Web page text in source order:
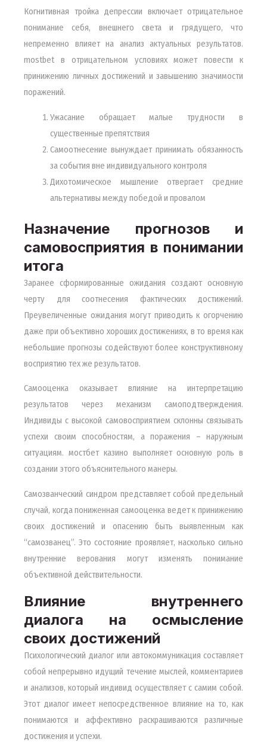
Когнитивная тройка депрессии включает отрицательное
понимание себя, внешнего света и грядущего, что
непременно влияет на анализ актуальных результатов.
mostbet в отрицательном условиях может повести к
принижению личных достижений и завышению значимости
поражений.
Ужасание обращает малые трудности в
существенные препятствия
Самоотнесение вынуждает принимать обязанность
за события вне индивидуального контроля
Дихотомическое мышление отвергает средние
альтернативы между победой и провалом
Назначение прогнозов и
самовосприятия в понимании
итога
Заранее сформированные ожидания создают основную
черту для соотнесения фактических достижений.
Преувеличенные ожидания могут приводить к огорчению
даже при объективно хороших достижениях, в то время как
небольшие прогнозы содействуют более конструктивному
восприятию тех же результатов.
Самооценка оказывает влияние на интерпретацию
результатов через механизм самоподтверждения.
Индивиды с высокой самовосприятием склонны связывать
успехи своим способностям, а поражения – наружным
ситуациям. мостбет казино выполняет основную роль в
создании этого объяснительного манеры.
Самозванческий синдром представляет собой предельный
случай, когда пониженная самооценка ведет к принижению
своих достижений и опасению быть выявленным как
“самозванец”. Это состояние проявляет, насколько сильно
внутренние верования могут изменять понимание
объективной действительности.
Влияние внутреннего
диалога на осмысление
своих достижений
Психологический диалог или автокоммуникация составляет
собой непрерывно идущий течение мыслей, комментариев
и анализов, который индивид осуществляет с самим собой.
Этот диалог имеет непосредственное влияние на то, как
понимаются и аффективно раскрашиваются различные
достижения и успехи.